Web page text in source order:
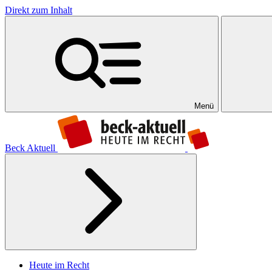
Direkt zum Inhalt
Menü
Beck Aktuell
Heute im Recht